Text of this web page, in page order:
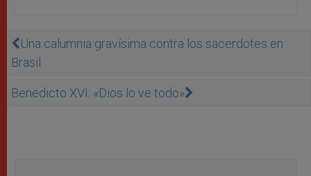
Una calumnia gravísima contra los sacerdotes en
Brasil
Benedicto XVI: «Dios lo ve todo»